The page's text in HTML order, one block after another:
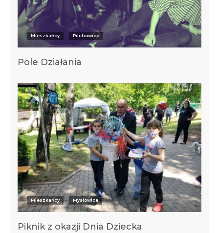
Mieszkańcy Pilchowice
Pole Działania
Mieszkańcy Mysłowice
Piknik z okazji Dnia Dziecka